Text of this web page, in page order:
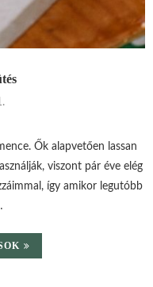
Ők alapvetően lassan
viszont pár éve elég
így amikor legutóbb